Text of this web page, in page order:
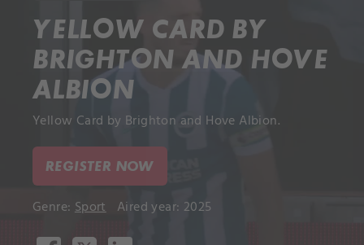
YELLOW CARD BY
BRIGHTON AND HOVE
ALBION
Yellow Card by Brighton and Hove Albion.
REGISTER NOW
Genre: Sport Aired year: 2025